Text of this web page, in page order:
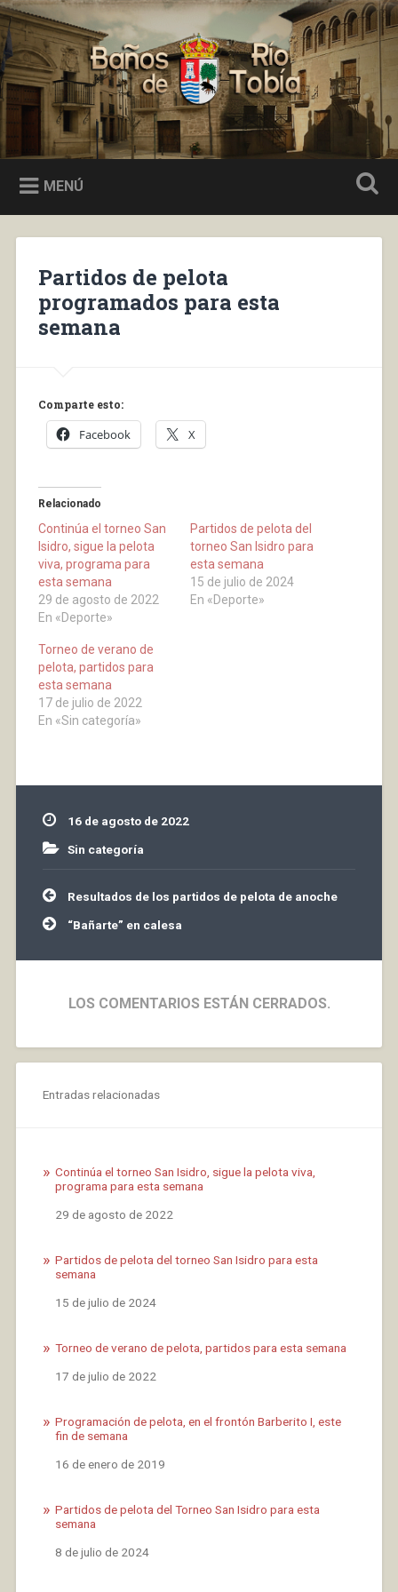
Saltar
al
contenido
Buscar
Baños de Río Tobía
MENÚ
Partidos de pelota
programados para esta
semana
Comparte esto:
Facebook X
Relacionado
Continúa el torneo San
Isidro, sigue la pelota
viva, programa para
esta semana
29 de agosto de 2022
En «Deporte»
Partidos de pelota del
torneo San Isidro para
esta semana
15 de julio de 2024
En «Deporte»
Torneo de verano de
pelota, partidos para
esta semana
17 de julio de 2022
En «Sin categoría»
16 de agosto de 2022
Sin categoría
Navegación
de
entradas
Resultados de los partidos de pelota de anoche
“Bañarte” en calesa
LOS COMENTARIOS ESTÁN CERRADOS.
Entradas relacionadas
Continúa el torneo San Isidro, sigue la pelota viva,
programa para esta semana
Fecha
29 de agosto de 2022
Partidos de pelota del torneo San Isidro para esta
semana
Fecha
15 de julio de 2024
Torneo de verano de pelota, partidos para esta semana
Fecha
17 de julio de 2022
Programación de pelota, en el frontón Barberito I, este
fin de semana
Fecha
16 de enero de 2019
Partidos de pelota del Torneo San Isidro para esta
semana
Fecha
8 de julio de 2024